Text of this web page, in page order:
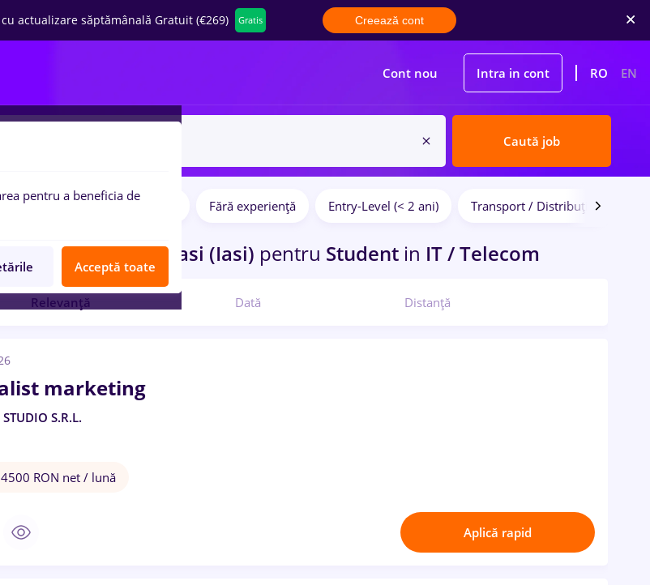
actualizare săptămânală Gratuit (€269) Gratis Creează cont
Cont nou Intra in cont RO EN
Caută job
Fără experiență Entry-Level (< 2 ani) Transport / Distribuție
job onlineinIasi (Iasi) pentru Student in IT / Telecom
Relevanță Dată Distanță
marketing
S.R.L.
RON net / lună
Aplică rapid
pentru a beneficia de
Acceptă toate